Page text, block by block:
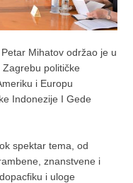
Mihatov održao je u
političke
i Europu
Indonezije I Gede
spektar tema, od
znanstvene i
i uloge